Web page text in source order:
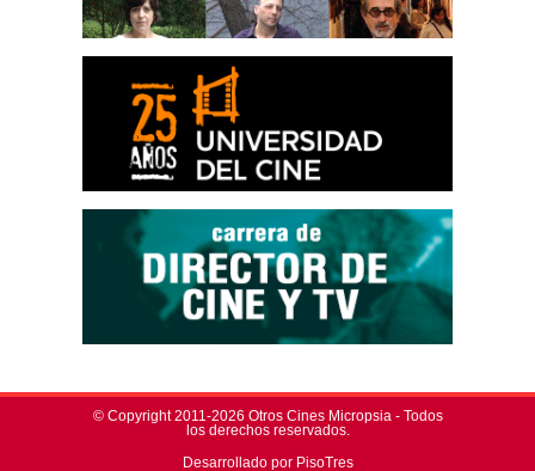
© Copyright 2011-2026 Otros Cines Micropsia - Todos
los derechos reservados.
Desarrollado por PisoTres